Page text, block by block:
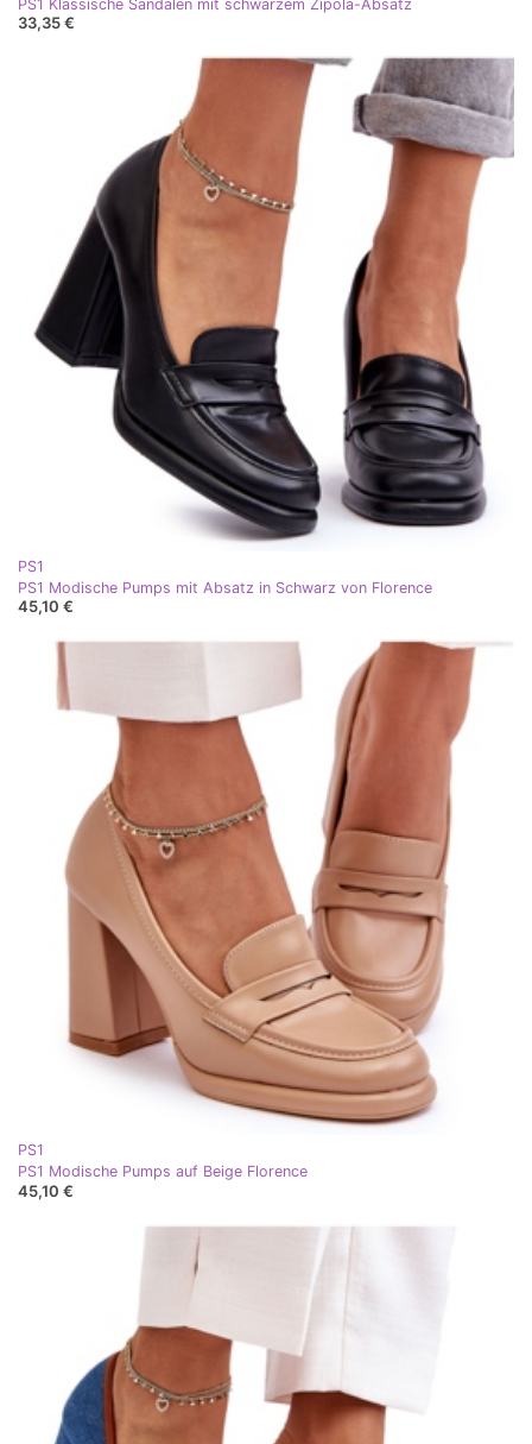
PS1 Klassische Sandalen mit schwarzem Zipola-Absatz
33,35 €
PS1
PS1 Modische Pumps mit Absatz in Schwarz von Florence
45,10 €
PS1
PS1 Modische Pumps auf Beige Florence
45,10 €